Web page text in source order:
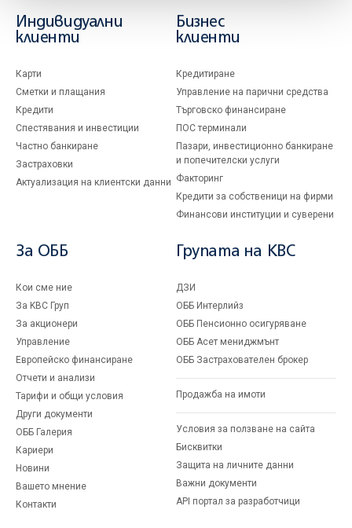
Индивидуални
клиенти
Карти
Сметки и плащания
Кредити
Спестявания и инвестиции
Частно банкиране
Застраховки
Актуализация на клиентски данни
Бизнес
клиенти
Кредитиране
Управление на парични средства
Търговско финансиране
ПОС терминали
Пазари, инвестиционно банкиране
и попечителски услуги
Факторинг
Кредити за собственици на фирми
Финансови институции и суверени
За ОББ
Кои сме ние
За KBC Груп
За акционери
Управление
Европейско финансиране
Отчети и анализи
Тарифи и общи условия
Други документи
ОББ Галерия
Кариери
Новини
Вашето мнение
Контакти
Групата на KBC
ДЗИ
ОББ Интерлийз
ОББ Пенсионно осигуряване
ОББ Асет мениджмънт
ОББ Застрахователен брокер
Продажба на имоти
Условия за ползване на сайта
Бисквитки
Защита на личните данни
Важни документи
API портал за разработчици